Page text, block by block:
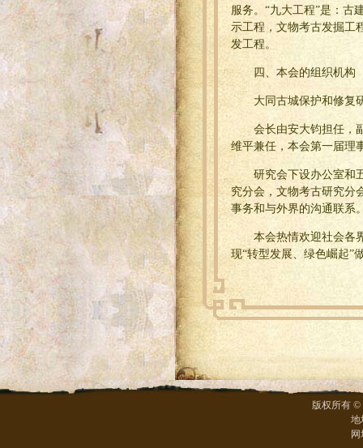
服务。“九大工程”是：古
示工程，文物考古发掘工
发工程。
四、本会的组织机构
大同古城保护和修复
会长由安大钧担任，
维平兼任，本会第一届理
研究会下设办公室和
究分会，文物考古研究分
事务和与外界的沟通联系
本会热情欢迎社会各
现“转型发展、绿色崛起”
版权所有 ©
地